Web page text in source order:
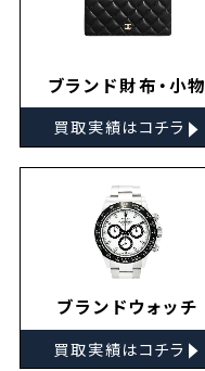
ブランド財布・小物
買取実績はコチラ ▸
ブランドウォッチ
買取実績はコチラ ▸